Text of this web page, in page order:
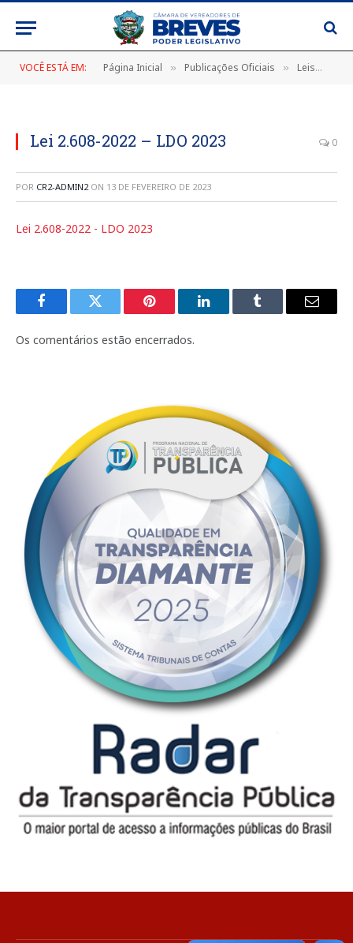
VOCÊ ESTÁ EM: Página Inicial » Publicações Oficiais » Leis
Lei 2.608-2022 – LDO 2023 0
POR CR2-ADMIN2 ON 13 DE FEVEREIRO DE 2023
Lei 2.608-2022 - LDO 2023
FacebookTwitter Pinterest LinkedInTumblr
E-
Os comentários estão encerrados.